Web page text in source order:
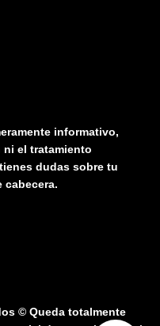
informativo,
ni el tratamiento
dudas sobre tu
cabecera.
© Queda totalmente